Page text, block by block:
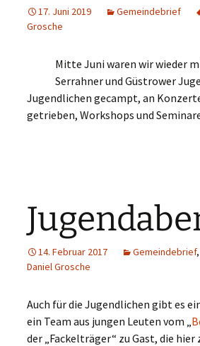
17. Juni 2019 Gemeindebrief
Grosche
Mitte Juni waren wir wieder
Serrahner und Güstrower
Jugendlichen gecampt, an
getrieben, Workshops und
14. Februar 2017 Gemeindebrief,
Daniel Grosche
Auch für die Jugendlichen gibt es
ein Team aus jungen Leuten vom „
der „Fackelträger“ zu Gast, die